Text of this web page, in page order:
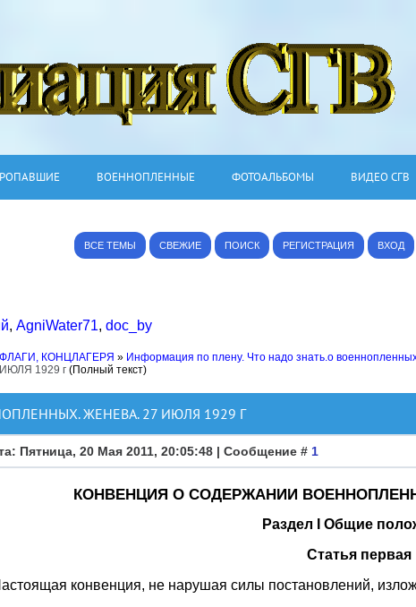
ВОЕННОПЛЕННЫЕ ФОТОАЛЬБОМЫ ВИДЕО СГВ
ВСЕ ТЕМЫ СВЕЖИЕ ПОИСК РЕГИСТРАЦИЯ ВХОД
, AgniWater71, doc_by
КОНЦЛАГЕРЯ » Информация по плену. Что надо знать.о
1929 г (Полный текст)
ЖЕНЕВА. 27 ИЮЛЯ 1929 Г
Пятница, 20 Мая 2011, 20:05:48 | Сообщение # 1
КОНВЕНЦИЯ О СОДЕРЖАНИИ
Раздел I Общие
Статья первая
конвенция, не нарушая силы постановлений,